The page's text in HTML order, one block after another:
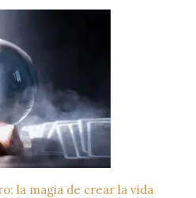
la magia de crear la vida